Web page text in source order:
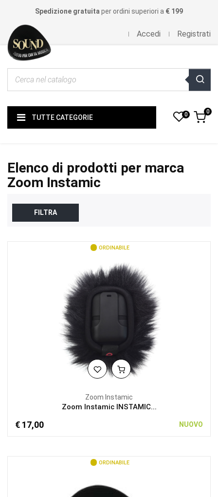
Spedizione gratuita per ordini superiori a € 199
Accedi Registrati
TUTTE CATEGORIE 0 0
Elenco di prodotti per marca
Zoom Instamic
FILTRA
ORDINABILE
Zoom Instamic
Zoom Instamic INSTAMIC...
€ 17,00 NUOVO
ORDINABILE